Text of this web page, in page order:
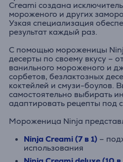
Creami создана
мороженого и других
Узкая специализация
результат каждый раз.
С помощью мороженицы
десерты по своему вкусу –
ванильного мороженого и
сорбетов, безлактозных
коктейлей и смузи-боулов.
самостоятельно выбирать
адаптировать рецепты под
Мороженица Ninja
Ninja Creami (7 в 1) –
использования